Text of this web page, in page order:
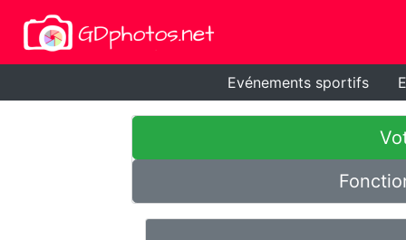
Evénements sportifs